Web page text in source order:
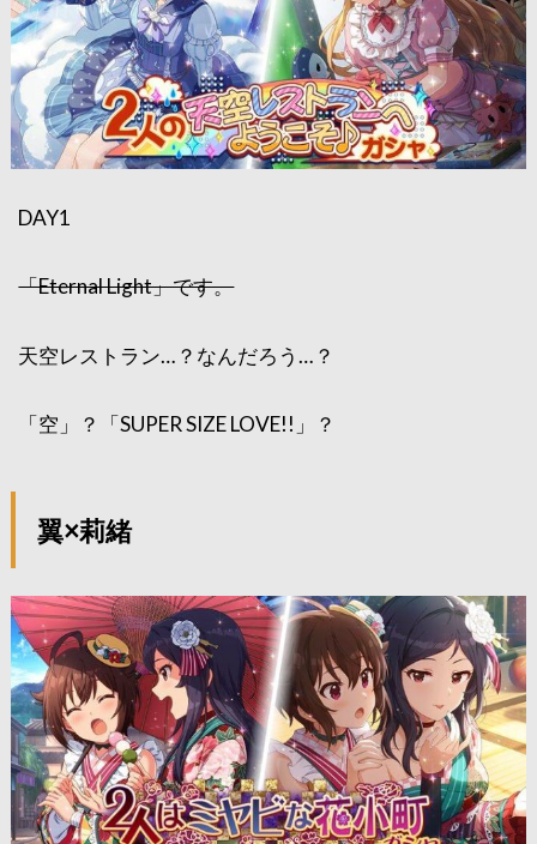
DAY1
「Eternal Light」です。
天空レストラン…？なんだろう…？
「空」？「SUPER SIZE LOVE!!」？
翼×莉緒